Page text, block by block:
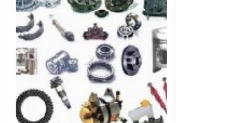
movimentação de materiais.UM POUCO
MAIS SOBRE FILTRO D...